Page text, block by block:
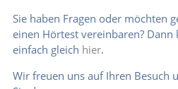
Sie haben Fragen oder möchten
einen Hörtest vereinbaren?
einfach gleich hier.
Wir freuen uns auf Ihren Besuch